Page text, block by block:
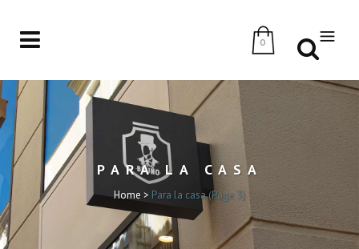
0
PARA LA CASA
Home > Para la casa(Page 3)